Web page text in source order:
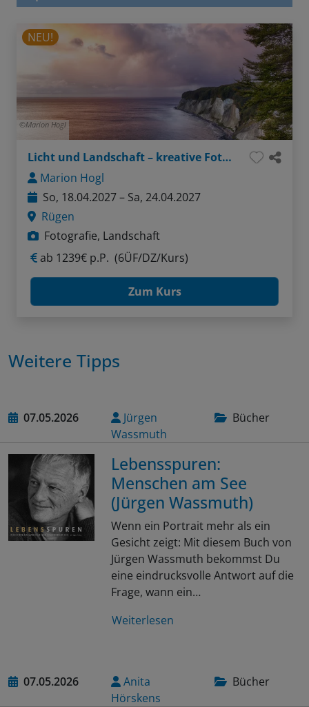
Marion Hogl
NEU!
Licht und Landschaft – kreative Fotografie auf Rügen
Marion Hogl
So, 18.04.2027 – Sa, 24.04.2027
Rügen
Fotografie, Landschaft
ab 1239€ p.P. (6ÜF/DZ/Kurs)
Zum Kurs
Weitere Tipps
07.05.2026
Jürgen
Wassmuth
Bücher
Lebensspuren:
Menschen am See
(Jürgen Wassmuth)
Wenn ein Portrait mehr als ein
Gesicht zeigt: Mit diesem Buch von
Jürgen Wassmuth bekommst Du
eine eindrucksvolle Antwort auf die
Frage, wann ein…
Weiterlesen
07.05.2026
Anita
Hörskens
Bücher